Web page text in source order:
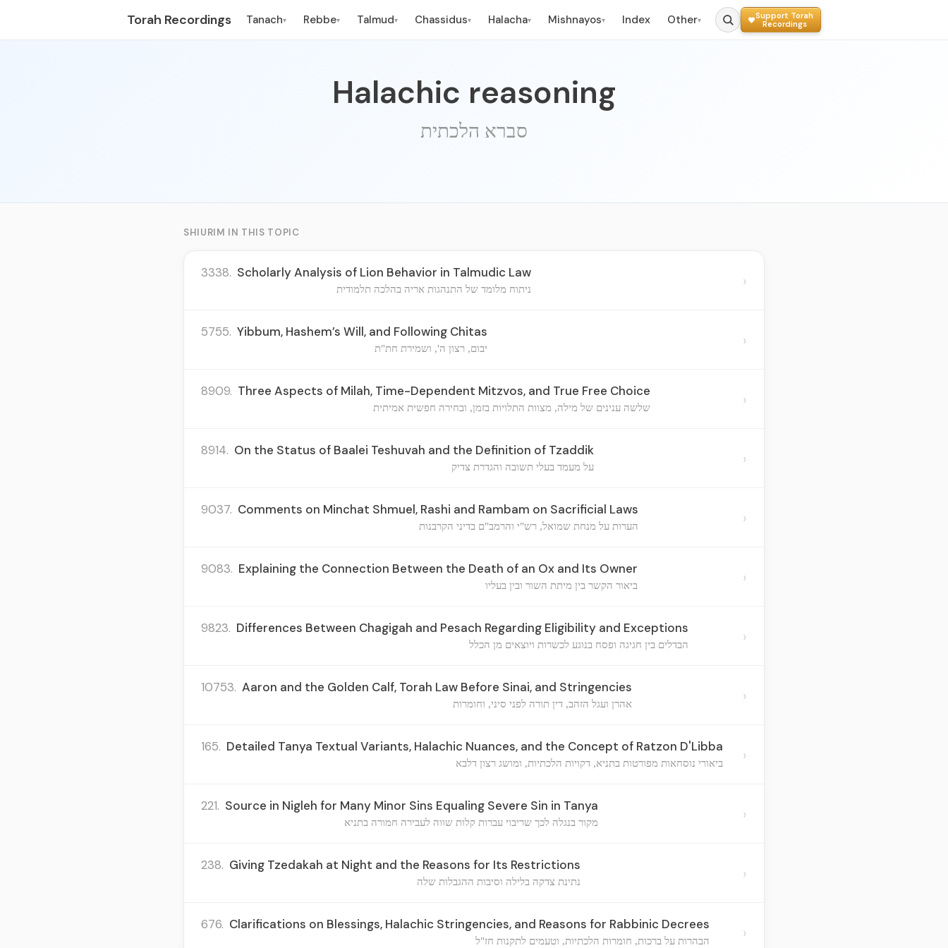
Torah Recordings Tanach▾ Rebbe▾ Talmud▾ Chassidus▾ Halacha▾ Mishnayos▾ Index Other▾
Support Torah
Recordings
Halachic reasoning
סברא הלכתית
SHIURIM IN THIS TOPIC
3338. Scholarly Analysis of Lion Behavior in Talmudic Law
ניתוח מלומד של התנהגות אריה בהלכה תלמודית ›
5755. Yibbum, Hashem’s Will, and Following Chitas
יבום, רצון ה', ושמירת חת"ת ›
8909. Three Aspects of Milah, Time-Dependent Mitzvos, and True Free Choice
שלשה ענינים של מילה, מצוות התלויות בזמן, ובחירה חפשית אמיתית ›
8914. On the Status of Baalei Teshuvah and the Definition of Tzaddik
על מעמד בעלי תשובה והגדרת צדיק ›
9037. Comments on Minchat Shmuel, Rashi and Rambam on Sacrificial Laws
הערות על מנחת שמואל, רש"י והרמב"ם בדיני הקרבנות ›
9083. Explaining the Connection Between the Death of an Ox and Its Owner
ביאור הקשר בין מיתת השור ובין בעליו ›
9823. Differences Between Chagigah and Pesach Regarding Eligibility and Exceptions
הבדלים בין חגיגה ופסח בנוגע לכשרות ויוצאים מן הכלל ›
10753. Aaron and the Golden Calf, Torah Law Before Sinai, and Stringencies
אהרן ועגל הזהב, דין תורה לפני סיני, וחומרות ›
165. Detailed Tanya Textual Variants, Halachic Nuances, and the Concept of Ratzon D'Libba
ביאורי נוסחאות מפורטות בתניא, דקויות הלכתיות, ומושג רצון דלבא ›
221. Source in Nigleh for Many Minor Sins Equaling Severe Sin in Tanya
מקור בנגלה לכך שריבוי עברות קלות שווה לעבירה חמורה בתניא ›
238. Giving Tzedakah at Night and the Reasons for Its Restrictions
נתינת צדקה בלילה וסיבות ההגבלות שלה ›
676. Clarifications on Blessings, Halachic Stringencies, and Reasons for Rabbinic Decrees
הבהרות על ברכות, חומרות הלכתיות, וטעמים לתקנות חז"ל ›